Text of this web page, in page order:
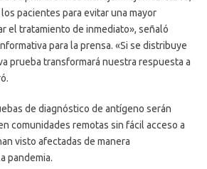
pacientes para evitar una mayor
el tratamiento de inmediato», señaló
para la prensa. «Si se distribuye
prueba transformará nuestra respuesta a
de diagnóstico de antígeno serán
comunidades remotas sin fácil acceso a
visto afectadas de manera
pandemia.